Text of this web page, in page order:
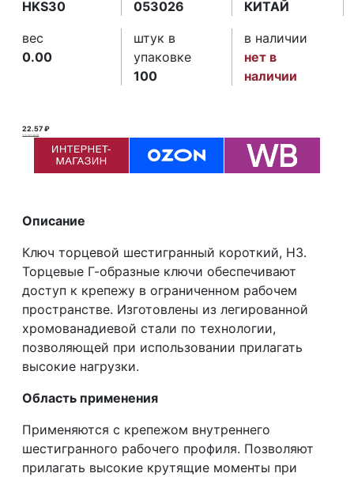
HKS30
053026
КИТАЙ
вес
0.00
штук в
упаковке
100
в наличии
нет в
наличии
22.57 ₽
23.00 ₽ ₽
Описание
Ключ торцевой шестигранный короткий, H3.
Торцевые Г-образные ключи обеспечивают
доступ к крепежу в ограниченном рабочем
пространстве. Изготовлены из легированной
хромованадиевой стали по технологии,
позволяющей при использовании прилагать
высокие нагрузки.
Область применения
Применяются с крепежом внутреннего
шестигранного рабочего профиля. Позволяют
прилагать высокие крутящие моменты при